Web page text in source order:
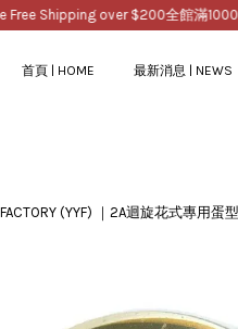
Shipping over $200全館滿1000免
首頁 | HOME 最新消息 | NEWS
(YYF) ｜2A迴旋花式專用蛋